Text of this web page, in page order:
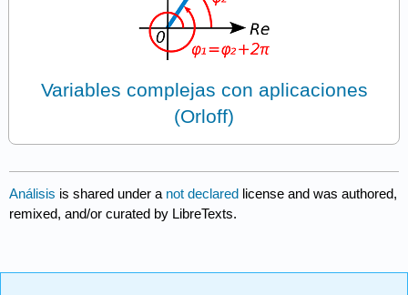
Variables complejas con aplicaciones
(Orloff)
Análisis is shared under a not declared license and was authored,
remixed, and/or curated by LibreTexts.